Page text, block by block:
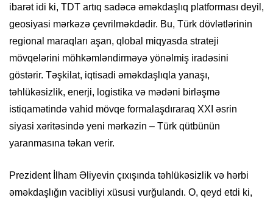
ibarət idi ki, TDT artıq sadəcə əməkdaşlıq platforması deyil,
geosiyasi mərkəzə çevrilməkdədir. Bu, Türk dövlətlərinin
regional maraqları aşan, qlobal miqyasda strateji
mövqelərini möhkəmləndirməyə yönəlmiş iradəsini
göstərir. Təşkilat, iqtisadi əməkdaşlıqla yanaşı,
təhlükəsizlik, enerji, logistika və mədəni birləşmə
istiqamətində vahid mövqe formalaşdıraraq XXI əsrin
siyasi xəritəsində yeni mərkəzin – Türk qütbünün
yaranmasına təkan verir.
Prezident İlham Əliyevin çıxışında təhlükəsizlik və hərbi
əməkdaşlığın vacibliyi xüsusi vurğulandı. O, qeyd etdi ki,